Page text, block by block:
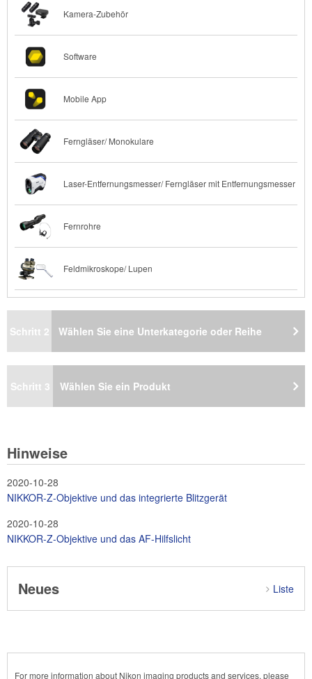
Kamera-Zubehör
Software
Mobile App
Ferngläser/ Monokulare
Laser-Entfernungsmesser/ Ferngläser mit Entfernungsmesser
Fernrohre
Feldmikroskope/ Lupen
Schritt 2 Wählen Sie eine Unterkategorie oder Reihe
Schritt 3 Wählen Sie ein Produkt
Hinweise
2020-10-28
NIKKOR-Z-Objektive und das integrierte Blitzgerät
2020-10-28
NIKKOR-Z-Objektive und das AF-Hilfslicht
Neues Liste
For more information about Nikon imaging products and services, please